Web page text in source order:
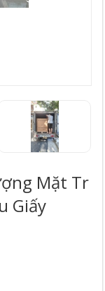
Mặt Tr
Giấy